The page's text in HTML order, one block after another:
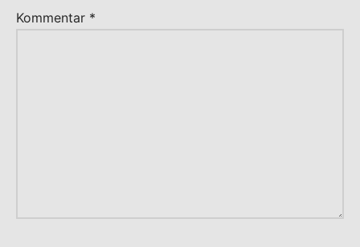
Kommentar *